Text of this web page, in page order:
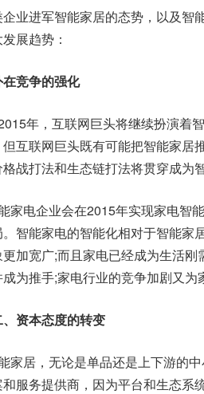
企业进军智能家居的态势，以及智
展趋势：
竞争的强化
年，互联网巨头将继续扮演着
互联网巨头既有可能把智能家居
战打法和生态链打法将贯穿成为
家电企业会在2015年实现家电智
智能家电的智能化相对于智能家
加宽广;而且家电已经成为生活
为推手;家电行业的竞争加剧又为
本态度的转变
家居，无论是单品还是上下游的
服务提供商，因为平台和生态系